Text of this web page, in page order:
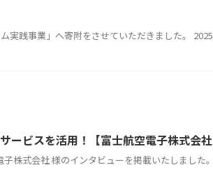
実践事業」へ寄附をさせていただきました。
ビスを活用！【富士航空電子株式会社
株式会社 様のインタビューを掲載いたしました